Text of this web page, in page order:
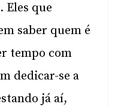
Eles que
saber quem é
tempo com
dedicar-se a
já aí,